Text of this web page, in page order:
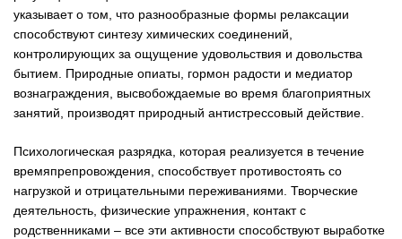
указывает о том, что разнообразные формы релаксации
способствуют синтезу химических соединений,
контролирующих за ощущение удовольствия и довольства
бытием. Природные опиаты, гормон радости и медиатор
вознаграждения, высвобождаемые во время благоприятных
занятий, производят природный антистрессовый действие.
Психологическая разрядка, которая реализуется в течение
времяпрепровождения, способствует противостоять со
нагрузкой и отрицательными переживаниями. Творческие
деятельность, физические упражнения, контакт с
родственниками – все эти активности способствуют выработке